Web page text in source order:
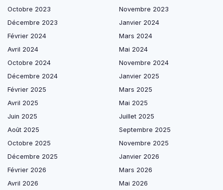
Octobre 2023
Novembre 2023
Décembre 2023
Janvier 2024
Février 2024
Mars 2024
Avril 2024
Mai 2024
Octobre 2024
Novembre 2024
Décembre 2024
Janvier 2025
Février 2025
Mars 2025
Avril 2025
Mai 2025
Juin 2025
Juillet 2025
Août 2025
Septembre 2025
Octobre 2025
Novembre 2025
Décembre 2025
Janvier 2026
Février 2026
Mars 2026
Avril 2026
Mai 2026